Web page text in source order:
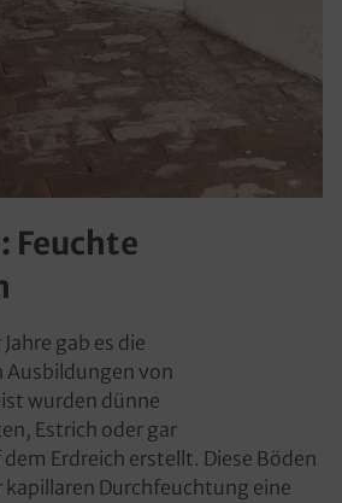
Feuchte
gab es die
von
wurden dünne
Estrich oder gar
Erdreich erstellt. Diese Böden
kapillaren Durchfeuchtung eine